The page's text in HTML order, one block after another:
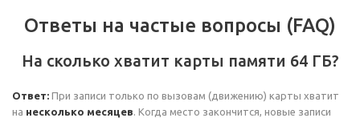
Ответы на частые вопросы (FAQ)
На сколько хватит карты памяти 64 ГБ?
Ответ: При записи только по вызовам (движению) карты хватит
на несколько месяцев . Когда место закончится, новые записи